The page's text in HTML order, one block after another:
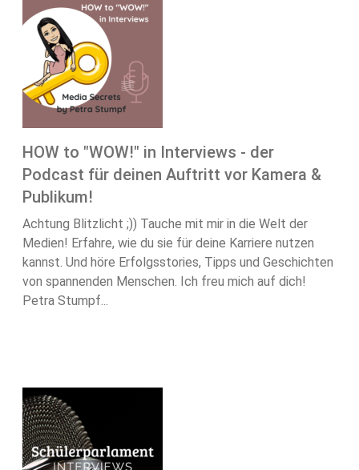
HOW to "WOW!" in Interviews - der
Podcast für deinen Auftritt vor Kamera &
Publikum!
Achtung Blitzlicht ;)) Tauche mit mir in die Welt der
Medien! Erfahre, wie du sie für deine Karriere nutzen
kannst. Und höre Erfolgsstories, Tipps und Geschichten
von spannenden Menschen. Ich freu mich auf dich!
Petra Stumpf...